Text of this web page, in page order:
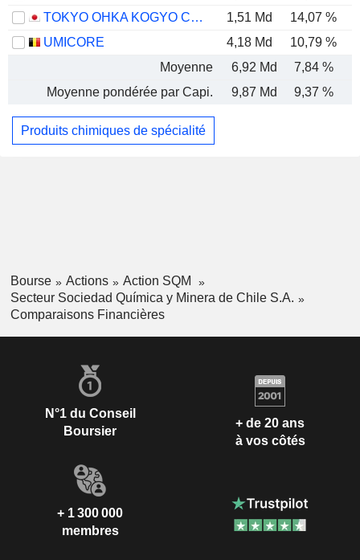
TOKYO OHKA KOGYO CO., LTD.
1,51 Md 14,07 %
UMICORE
4,18 Md 10,79 %
Moyenne
6,92 Md 7,84 %
Moyenne pondérée par Capi.
9,87 Md 9,37 %
Produits chimiques de spécialité
Bourse Actions
Action SQM
Secteur Sociedad Química y Minera de Chile S.A.
Comparaisons Financières
N°1 du Conseil
Boursier
+ de 20 ans
à vos côtés
+ 1 300 000
membres